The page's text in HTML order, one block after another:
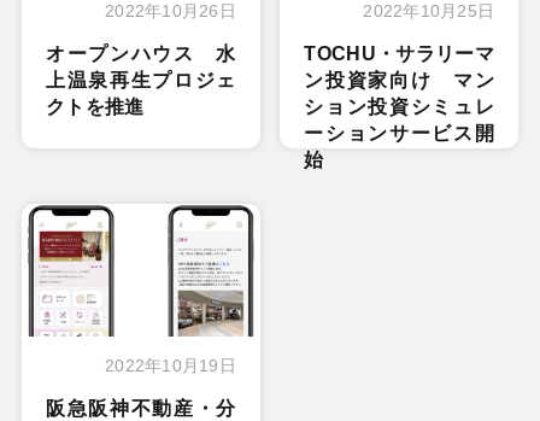
2022年10月26日
オープンハウス 水
上温泉再生プロジェ
クトを推進
2022年10月25日
TOCHU・サラリーマ
ン投資家向け マン
ション投資シミュレ
ーションサービス開
始
2022年10月19日
阪急阪神不動産・分